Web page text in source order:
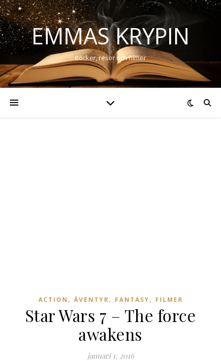
EMMAS KRYPIN
Böcker, resor och filmer
ACTION , ÄVENTYR, FANTASY, FILMER
Star Wars 7 – The force
awakens
januari 1, 2016